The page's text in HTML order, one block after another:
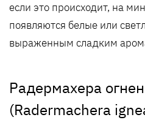
если это происходит, на
появляются белые или
выраженным сладким
Радермахера
(Radermachera